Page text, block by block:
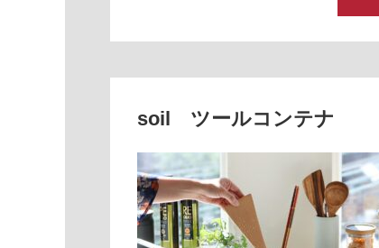
soil ツールコンテナ